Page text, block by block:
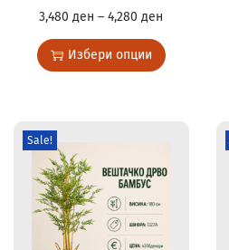
3,480ден –4,280ден
Избери опции
Sale!